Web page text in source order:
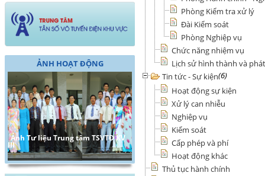
ẢNH HOẠT ĐỘNG
Ảnh Tư liệu Trung tâm TSVTĐ KV
III
Phòng Kiểm tra xử lý
Đài Kiểm soát
Phòng Nghiệp vụ
Chức năng nhiệm vụ
Lịch sử hình thành và
Tin tức - Sự kiện(6)
Hoạt động sự kiện
Xử lý can nhiễu
Nghiệp vụ
Kiểm soát
Cấp phép và phí
Hoạt động khác
Thủ tục hành chính